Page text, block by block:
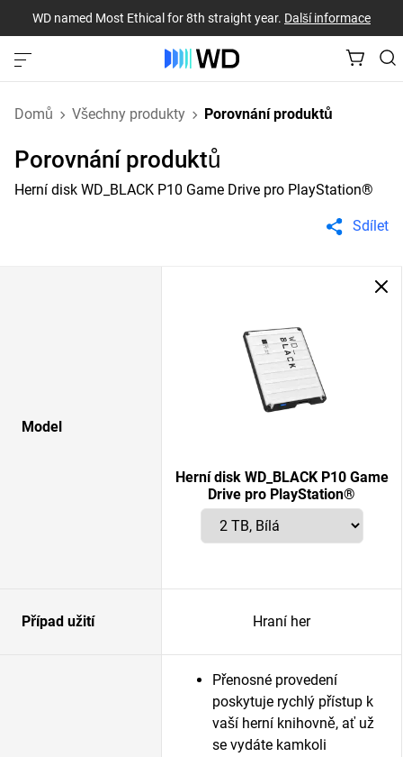
WD named Most Ethical for 8th straight year. Další informace
Domů Všechny produkty Porovnání produktů
Porovnání produktů
Herní disk WD_BLACK P10 Game Drive pro PlayStation®
Sdílet
Model
Herní disk WD_BLACK P10 Game
Drive pro PlayStation®
Případ užití Hraní her
Přenosné provedení
poskytuje rychlý přístup k
vaší herní knihovně, ať už
se vydáte kamkoli